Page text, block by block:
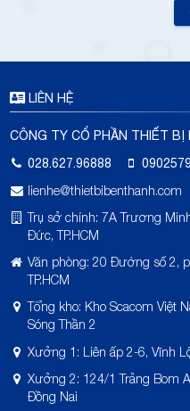
LIÊN HỆ
CÔNG TY CỔ PHẦN THIẾT BỊ
028.627.96888
lienhe@thietbibenthanh.com
Trụ sở chính: 7A Trương
Đức, TP.HCM
Văn phòng: 20 Đường số 2,
TP.HCM
Tổng kho: Kho Scacom Việt
Sóng Thần 2
Xưởng 1: Liên ấp 2-6, Vĩnh
Xưởng 2: 124/1 Trảng Bom
Đồng Nai